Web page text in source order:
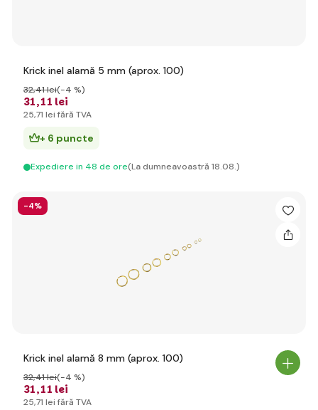
Krick inel alamă 5 mm (aprox. 100)
31,11 lei
32,41 lei(-4 %)
25,71 lei fără TVA
+ 6 puncte
Expediere in 48 de ore(La dumneavoastră 18.08.)
-4%
Krick inel alamă 8 mm (aprox. 100)
31,11 lei
32,41 lei(-4 %)
25,71 lei fără TVA